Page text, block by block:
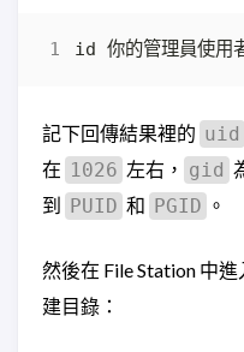
記下回傳結果裡的 uid
在 1026 左右， gid
到 PUID 和 PGID 。
然後在 File Station 中進
建目錄：